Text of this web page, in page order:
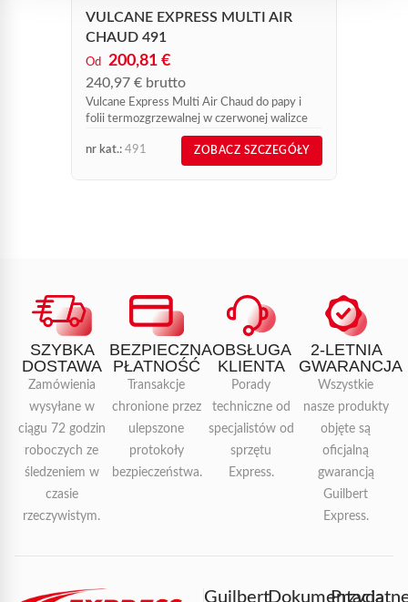
VULCANE EXPRESS MULTI AIR
CHAUD 491
Od 200,81 €
240,97 € brutto
Vulcane Express Multi Air Chaud do papy i
folii termozgrzewalnej w czerwonej walizce
nr kat.: 491 ZOBACZ SZCZEGÓŁY
SZYBKA
DOSTAWA
Zamówienia
wysyłane w
ciągu 72 godzin
roboczych ze
śledzeniem w
czasie
rzeczywistym.
BEZPIECZNA
PŁATNOŚĆ
Transakcje
chronione przez
ulepszone
protokoły
bezpieczeństwa.
OBSŁUGA
KLIENTA
Porady
techniczne od
specjalistów od
sprzętu
Express.
2-LETNIA
GWARANCJA
Wszystkie
nasze produkty
objęte są
oficjalną
gwarancją
Guilbert
Express.
GuilbertDokumentacja